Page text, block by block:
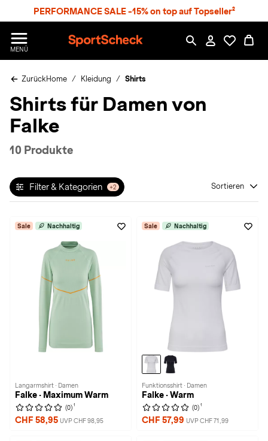
PERFORMANCE SALE -15% on top auf Topseller²
MENÜ
p
r
S
c
ZurückHome Kleidung Shirts
Shirts für Damen von
Falke
10 Produkte
Filter & Kategorien +2 Sortieren
Sale Nachhaltig
Langarmshirt · Damen
Falke · Maximum Warm
(0) 1
CHF 58,95 UVP CHF 98,95
Sale Nachhaltig
Funktionsshirt · Damen
Falke · Warm
(0) 1
CHF 57,99 UVP CHF 71,99